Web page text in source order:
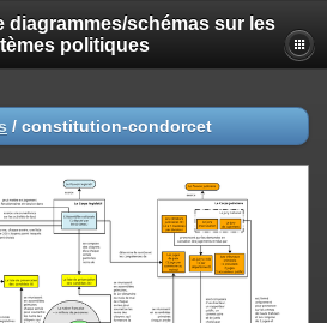
diagrammes/schémas sur les
politiques
/ constitution-condorcet